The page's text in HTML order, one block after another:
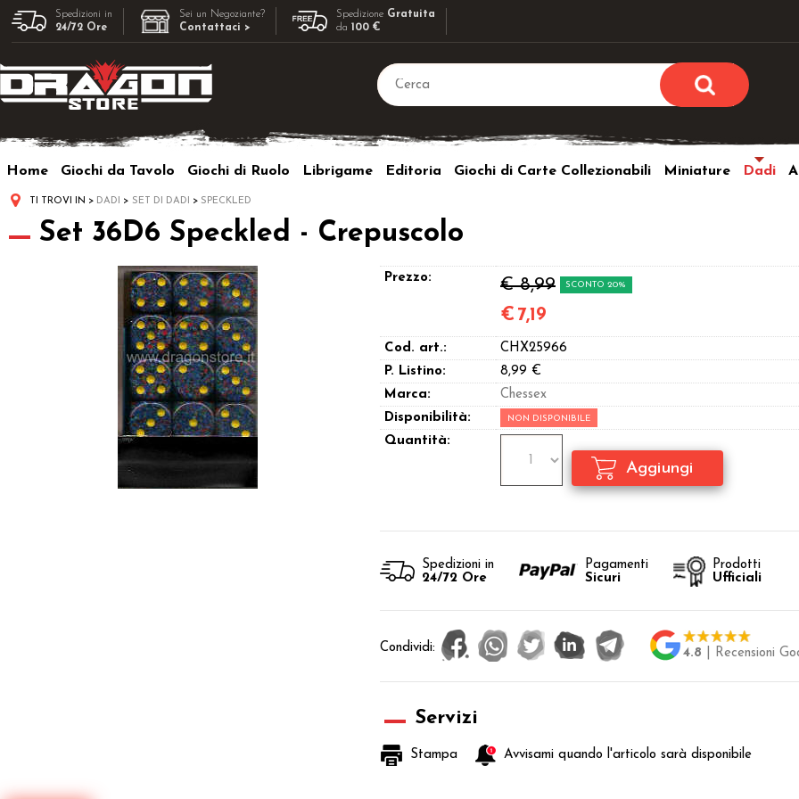
Spedizioni in
24/72 Ore
Sei un Negoziante?
Contattaci >
Spedizione Gratuita
da100 €
Per completare
utente e la
Home Giochi da Tavolo Giochi di Ruolo Librigame Editoria Giochi di Carte Collezionabili Miniature Dadi
TI TROVI IN DADI SET DI DADI SPECKLED
Set 36D6 Speckled - Crepuscolo
Prezzo: € 8,99 SCONTO 20%
€ 7,19
Cod. art.:
CHX25966
P. Listino:
8,99 €
Marca:
Chessex
Disponibilità:
NON DISPONIBILE
Quantità:
Spedizioni in
24/72 Ore
Pagamenti
Sicuri
Prodotti
Ufficiali
Condividi: 4.8 | Recensioni
Servizi
Stampa Avvisami quando l'articolo sarà disponibile